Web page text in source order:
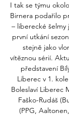
I tak se týmu
Birnera podařilo
– liberecké šelmy
první utkání
stejně jako
vítěznou sérií.
představení
Liberec v 1.
Boleslaví Liberec
Faško-Rudáš
(PPG,